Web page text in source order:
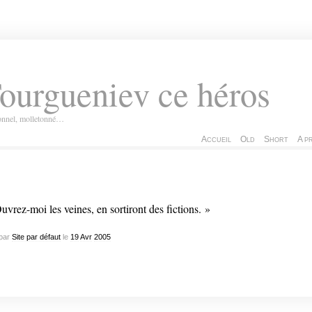
ce héros
molletonné…
Accueil Old Short A
moi les veines, en sortiront des fictions. »
Site par défautle 19 Avr 2005